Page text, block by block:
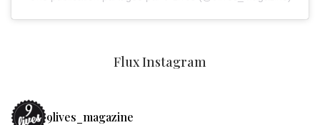
Flux Instagram
9lives_magazine